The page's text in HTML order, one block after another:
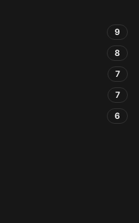
9
8
7
7
6